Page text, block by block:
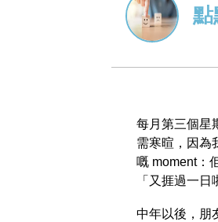
點
每月第三個星
需寒暄，因為
嘅 moment：
「又捱過一
中年以後，朋